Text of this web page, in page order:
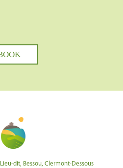
dit, Bessou, Clermont-Dessous